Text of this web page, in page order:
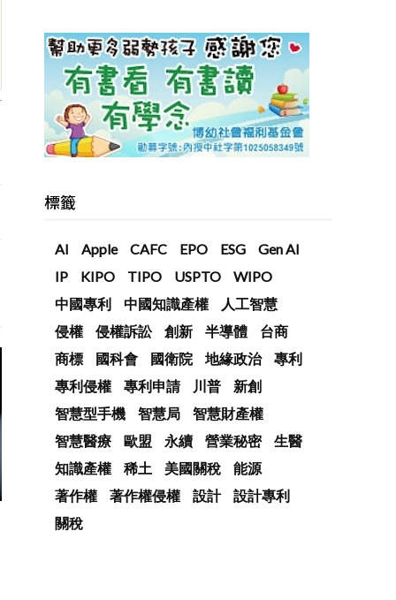
標籤
AI Apple CAFC EPO ESG
Gen AI
IP
KIPO TIPO USPTO
WIPO
中國專利
中國知識產權
人工智慧
侵權
侵權訴訟 創新 半導體
台商
商標
國科會 國衛院 地緣政治
專利
專利侵權
專利申請 川普
新創
智慧型手機
智慧局
智慧財產權
智慧醫療
歐盟 永續 營業秘密
生醫
知識產權
稀土 美國關稅
能源
著作權
著作權侵權 設計
設計專利
關稅